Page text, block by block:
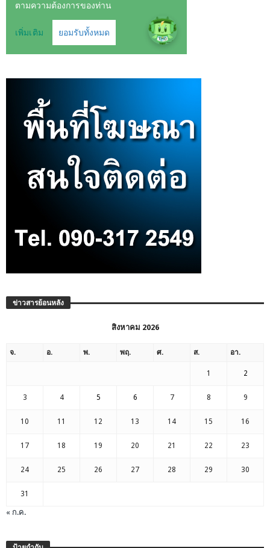
ข่าวสารย้อนหลัง
สิงหาคม 2026
จ. อ. พ. พฤ. ศ. ส. อา.
1 2
3 4 5 6 7 8 9
10 11 12 13 14 15 16
17 18 19 20 21 22 23
24 25 26 27 28 29 30
31
« ก.ค.